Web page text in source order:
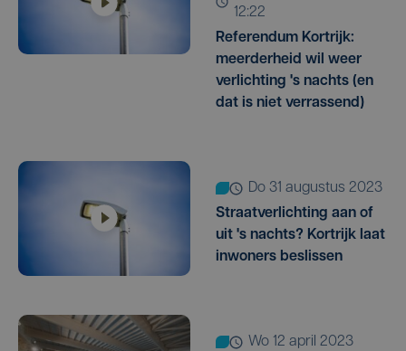
12:22
Referendum Kortrijk:
meerderheid wil weer
verlichting 's nachts (en
dat is niet verrassend)
do 31 augustus 2023
Straatverlichting aan of
uit 's nachts? Kortrijk laat
inwoners beslissen
wo 12 april 2023